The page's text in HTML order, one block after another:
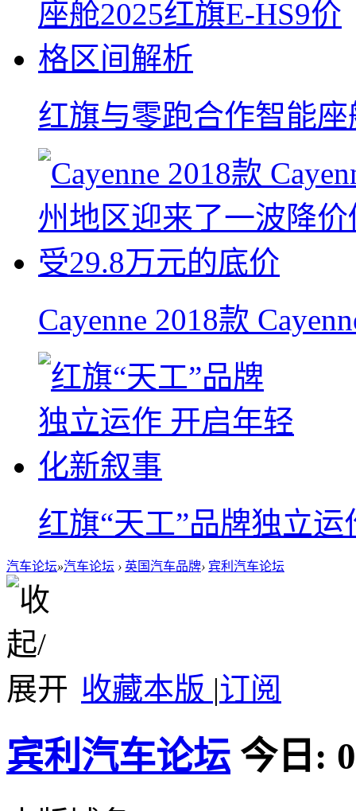
红旗与零跑合作智能
Cayenne 2018款
红旗“天工”品牌独立
汽车论坛»汽车论坛 › 英国汽车品牌› 宾利汽车论坛
收藏本版 |订阅
宾利汽车论坛 今日: 0